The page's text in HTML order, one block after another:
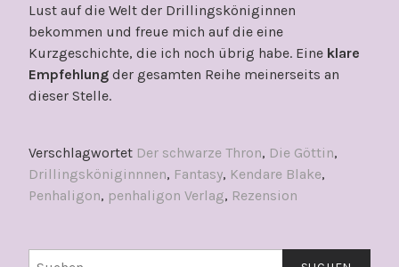
Lust auf die Welt der Drillingsköniginnen
bekommen und freue mich auf die eine
Kurzgeschichte, die ich noch übrig habe. Eine klare
Empfehlung der gesamten Reihe meinerseits an
dieser Stelle.
Verschlagwortet Der schwarze Thron, Die Göttin,
Drillingsköniginnnen, Fantasy, Kendare Blake,
Penhaligon, penhaligon Verlag, Rezension